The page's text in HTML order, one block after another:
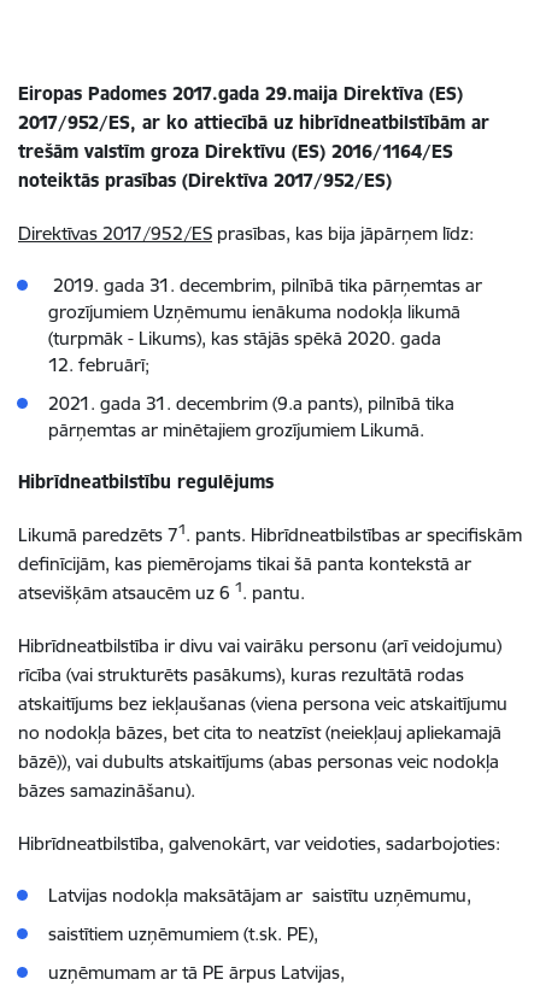
Eiropas Padomes 2017.gada 29.maija Direktīva (ES)
2017/952/ES, ar ko attiecībā uz hibrīdneatbilstībām ar
trešām valstīm groza Direktīvu (ES) 2016/1164/ES
noteiktās prasības (Direktīva 2017/952/ES)
Direktīvas 2017/952/ES prasības, kas bija jāpārņem līdz:
2019. gada 31. decembrim, pilnībā tika pārņemtas ar
grozījumiem Uzņēmumu ienākuma nodokļa likumā
(turpmāk - Likums), kas stājās spēkā 2020. gada
12. februārī;
2021. gada 31. decembrim (9.a pants), pilnībā tika
pārņemtas ar minētajiem grozījumiem Likumā.
Hibrīdneatbilstību regulējums
Likumā paredzēts 71. pants. Hibrīdneatbilstības ar specifiskām
definīcijām, kas piemērojams tikai šā panta kontekstā ar
atsevišķām atsaucēm uz 6 1. pantu.
Hibrīdneatbilstība ir divu vai vairāku personu (arī veidojumu)
rīcība (vai strukturēts pasākums), kuras rezultātā rodas
atskaitījums bez iekļaušanas (viena persona veic atskaitījumu
no nodokļa bāzes, bet cita to neatzīst (neiekļauj apliekamajā
bāzē)), vai dubults atskaitījums (abas personas veic nodokļa
bāzes samazināšanu).
Hibrīdneatbilstība, galvenokārt, var veidoties, sadarbojoties:
Latvijas nodokļa maksātājam ar saistītu uzņēmumu,
saistītiem uzņēmumiem (t.sk. PE),
uzņēmumam ar tā PE ārpus Latvijas,